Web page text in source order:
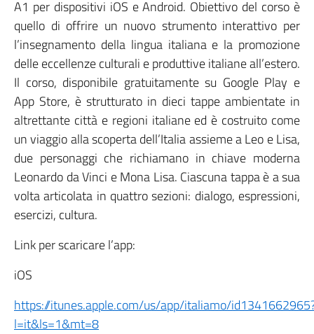
A1 per dispositivi iOS e Android. Obiettivo del corso è
quello di offrire un nuovo strumento interattivo per
l’insegnamento della lingua italiana e la promozione
delle eccellenze culturali e produttive italiane all’estero.
Il corso, disponibile gratuitamente su Google Play e
App Store, è strutturato in dieci tappe ambientate in
altrettante città e regioni italiane ed è costruito come
un viaggio alla scoperta dell’Italia assieme a Leo e Lisa,
due personaggi che richiamano in chiave moderna
Leonardo da Vinci e Mona Lisa. Ciascuna tappa è a sua
volta articolata in quattro sezioni: dialogo, espressioni,
esercizi, cultura.
Link per scaricare l’app:
iOS
https://itunes.apple.com/us/app/italiamo/
l=it&ls=1&mt=8